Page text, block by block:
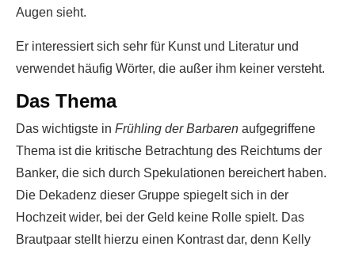
Augen sieht.
Er interessiert sich sehr für Kunst und Literatur und
verwendet häufig Wörter, die außer ihm keiner versteht.
Das Thema
Das wichtigste in Frühling der Barbaren aufgegriffene
Thema ist die kritische Betrachtung des Reichtums der
Banker, die sich durch Spekulationen bereichert haben.
Die Dekadenz dieser Gruppe spiegelt sich in der
Hochzeit wider, bei der Geld keine Rolle spielt. Das
Brautpaar stellt hierzu einen Kontrast dar, denn Kelly